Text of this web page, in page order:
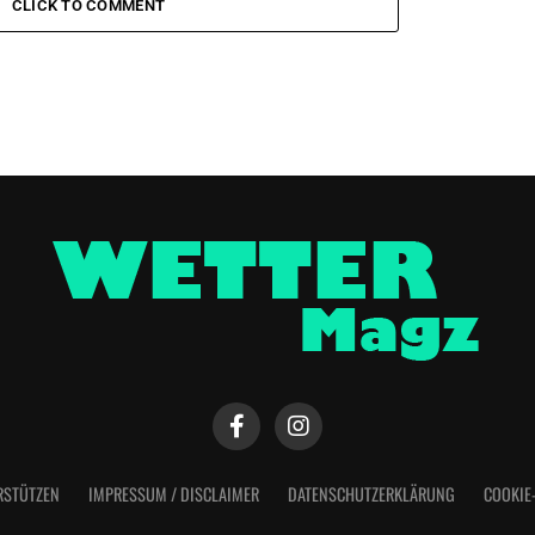
CLICK TO COMMENT
IMPRESSUM / DISCLAIMER DATENSCHUTZERKLÄRUNG